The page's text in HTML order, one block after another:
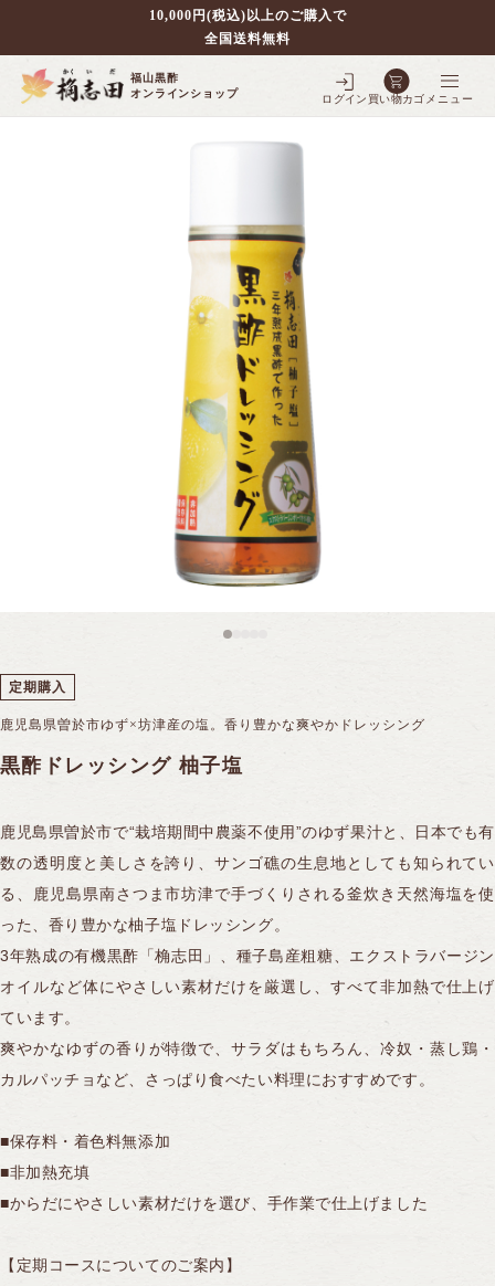
10,000円(税込)以上のご購入で
全国送料無料
福山黒酢
オンラインショップ
ログイン 買い物カゴ メニュー
別で探す
全ての商品を見る
機能性表示食品
壷仕込み発酵豆酢
全ての商品を見る
3年熟成大豆酢
10年熟成大豆酢
15年熟成黒豆酢
全ての商品を見る
全ての商品を見る
ポン酢
ジャム
全ての商品を見る
ふくれ菓子
サプリ／アミノ酸飲料
煎茶コンブチャ
全ての商品を見る
PANTOSU
0120-028-962 発信する
定期購入
鹿児島県曽於市ゆず×坊津産の塩。香り豊かな爽やかドレッシング
黒酢ドレッシング 柚子塩
鹿児島県曽於市で“栽培期間中農薬不使用”のゆず果汁と、日本でも有
数の透明度と美しさを誇り、サンゴ礁の生息地としても知られてい
る、鹿児島県南さつま市坊津で手づくりされる釜炊き天然海塩を使
った、香り豊かな柚子塩ドレッシング。
3年熟成の有機黒酢「桷志田」、種子島産粗糖、エクストラバージン
オイルなど体にやさしい素材だけを厳選し、すべて非加熱で仕上げ
ています。
爽やかなゆずの香りが特徴で、サラダはもちろん、冷奴・蒸し鶏・
カルパッチョなど、さっぱり食べたい料理におすすめです。
■保存料・着色料無添加
■非加熱充填
■からだにやさしい素材だけを選び、手作業で仕上げました
【定期コースについてのご案内】